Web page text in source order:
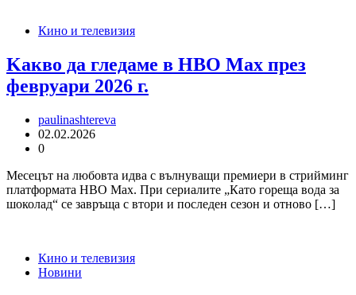
Кино и телевизия
Kакво да гледаме в HBO Max през
февруари 2026 г.
paulinashtereva
02.02.2026
0
Месецът на любовта идва с вълнуващи премиери в стрийминг
платформата HBO Max. При сериалите „Като гореща вода за
шоколад“ се завръща с втори и последен сезон и отново […]
Кино и телевизия
Новини